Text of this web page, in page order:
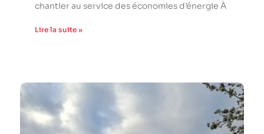
chantier au service des économies d’énergie À
Lire la suite »